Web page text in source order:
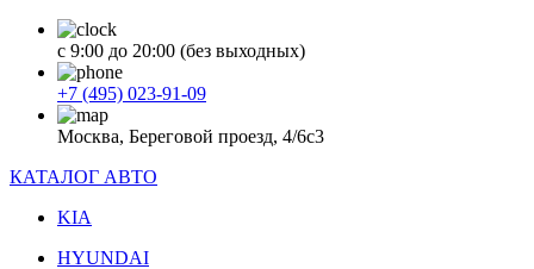
с 9:00 до 20:00 (без выходных)
+7 (495) 023-91-09
Москва, Береговой проезд, 4/6с3
КАТАЛОГ АВТО
KIA
HYUNDAI